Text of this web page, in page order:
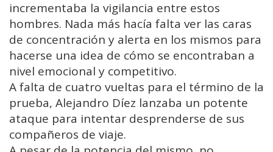
incrementaba la vigilancia entre estos
hombres. Nada más hacía falta ver las caras
de concentración y alerta en los mismos para
hacerse una idea de cómo se encontraban a
nivel emocional y competitivo.
A falta de cuatro vueltas para el término de la
prueba, Alejandro Díez lanzaba un potente
ataque para intentar desprenderse de sus
compañeros de viaje.